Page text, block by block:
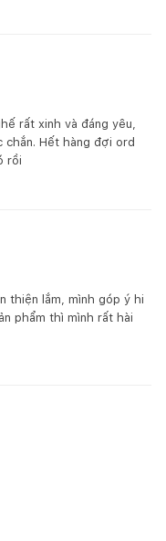
không bị trượt và chịu
sinh cao cấp, an
trầy ca của bé. Các
an toàn cho bé không
Khách, phí vận chuyển
thông báo đến Quý
và kiểm tra với
cảm thông cho
rất xinh và đáng yêu,
chắn. Hết hàng đợi ord
rồi
thiện lắm, mình góp ý hi
phẩm thì mình rất hài